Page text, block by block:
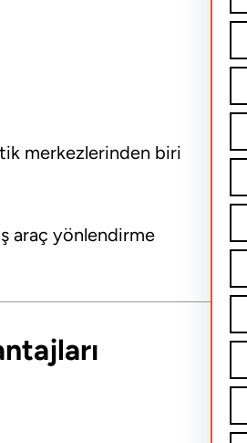
merkezlerinden biri
araç yönlendirme